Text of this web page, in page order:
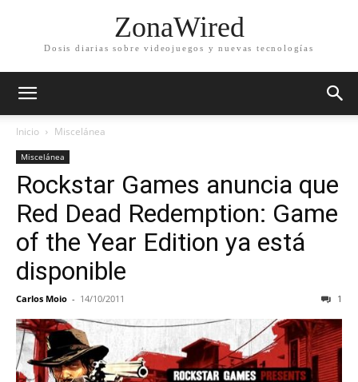
ZonaWired
Dosis diarias sobre videojuegos y nuevas tecnologías
Inicio Miscelánea
Miscelánea
Rockstar Games anuncia que
Red Dead Redemption: Game
of the Year Edition ya está
disponible
Carlos Moio - 14/10/2011 1